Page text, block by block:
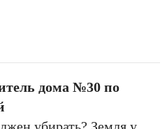
дома №30 по